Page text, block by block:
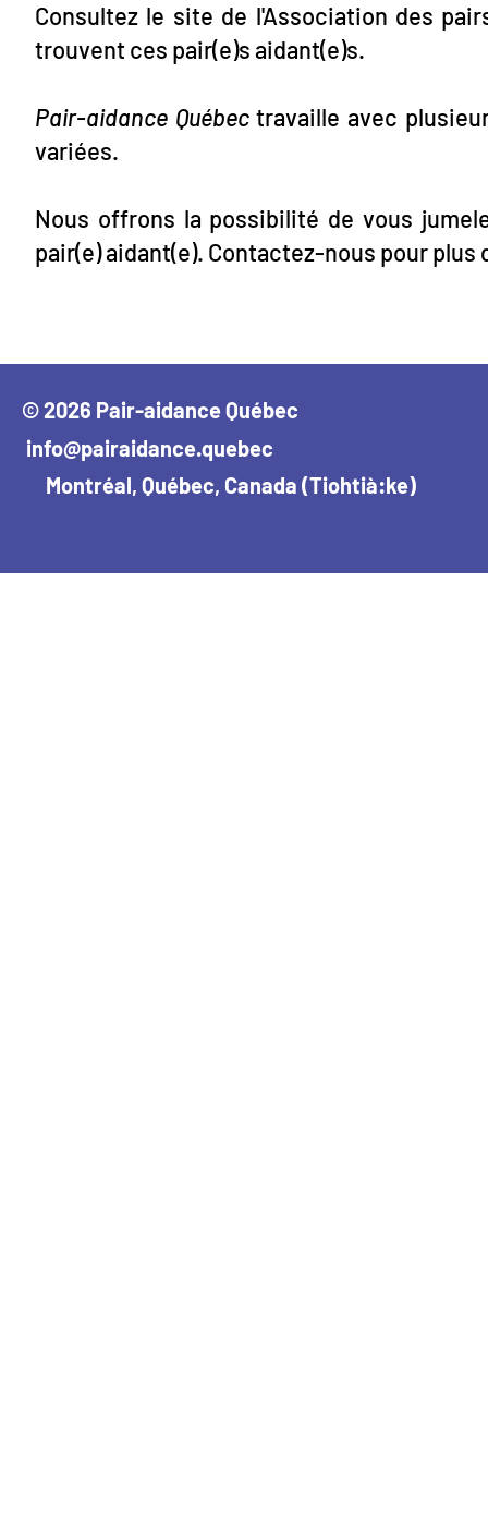
Consultez le site de l'Association des
trouvent ces pair(e)s aidant(e)s.
Pair-aidance Québectravaille avec
variées.
Nous offrons la possibilité de vous
pair(e) aidant(e). Contactez-nous pour
© 2026 Pair-aidance Québec
info@pairaidance.quebec
Montréal, Québec, Canada (Tiohtià:ke)